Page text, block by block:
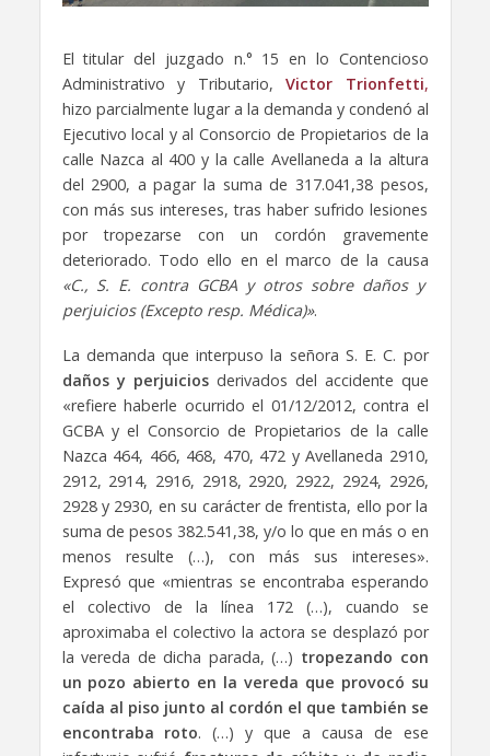
El titular del juzgado n.° 15 en lo Contencioso
Administrativo y Tributario, Victor Trionfetti,
hizo parcialmente lugar a la demanda y condenó al
Ejecutivo local y al Consorcio de Propietarios de la
calle Nazca al 400 y la calle Avellaneda a la altura
del 2900, a pagar la suma de 317.041,38 pesos,
con más sus intereses, tras haber sufrido lesiones
por tropezarse con un cordón gravemente
deteriorado. Todo ello en el marco de la causa
«C., S. E. contra GCBA y otros sobre daños y
perjuicios (Excepto resp. Médica)».
La demanda que interpuso la señora S. E. C. por
daños y perjuiciosderivados del accidente que
«refiere haberle ocurrido el 01/12/2012, contra el
GCBA y el Consorcio de Propietarios de la calle
Nazca 464, 466, 468, 470, 472 y Avellaneda 2910,
2912, 2914, 2916, 2918, 2920, 2922, 2924, 2926,
2928 y 2930, en su carácter de frentista, ello por la
suma de pesos 382.541,38, y/o lo que en más o en
menos resulte (…), con más sus intereses».
Expresó que «mientras se encontraba esperando
el colectivo de la línea 172 (…), cuando se
aproximaba el colectivo la actora se desplazó por
la vereda de dicha parada, (…) tropezando con
un pozo abierto en la vereda que provocó su
caída al piso junto al cordón el que también se
encontraba roto. (…) y que a causa de ese